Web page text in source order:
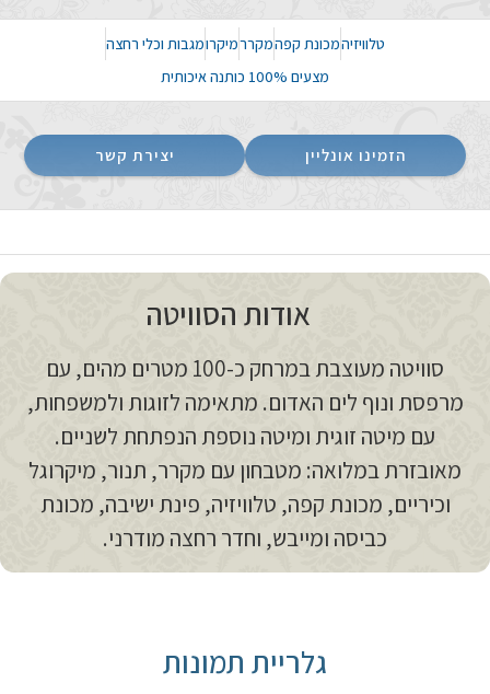
טלוויזיהמכונת קפהמקררמיקרומגבות וכלי רחצה
מצעים 100% כותנה איכותית
הזמינו אונליין יצירת קשר
אודות הסוויטה
סוויטה מעוצבת במרחק כ-100 מטרים מהים, עם
מרפסת ונוף לים האדום. מתאימה לזוגות ולמשפחות,
עם מיטה זוגית ומיטה נוספת הנפתחת לשניים.
מאובזרת במלואה: מטבחון עם מקרר, תנור, מיקרוגל
וכיריים, מכונת קפה, טלוויזיה, פינת ישיבה, מכונת
כביסה ומייבש, וחדר רחצה מודרני.
גלריית תמונות